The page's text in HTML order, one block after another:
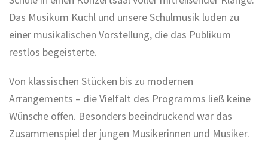
Das Musikum Kuchl und unsere Schulmusik luden zu
einer musikalischen Vorstellung, die das Publikum
restlos begeisterte.
Von klassischen Stücken bis zu modernen
Arrangements – die Vielfalt des Programms ließ keine
Wünsche offen. Besonders beeindruckend war das
Zusammenspiel der jungen Musikerinnen und Musiker.